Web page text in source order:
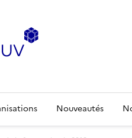
Nouveautés